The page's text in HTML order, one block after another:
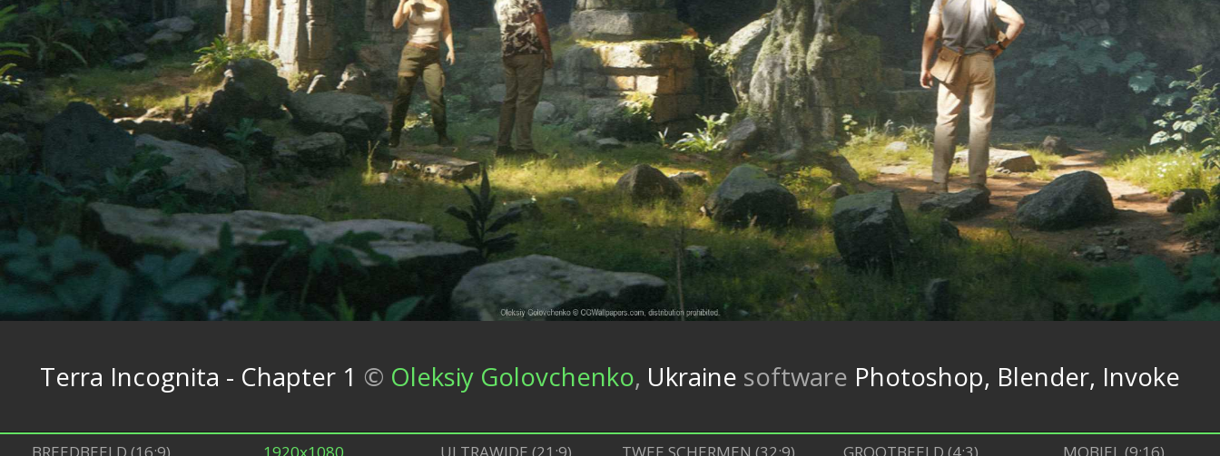
Terra Incognita - Chapter 1 © Oleksiy Golovchenko, Ukraine software Photoshop, Blender, Invoke